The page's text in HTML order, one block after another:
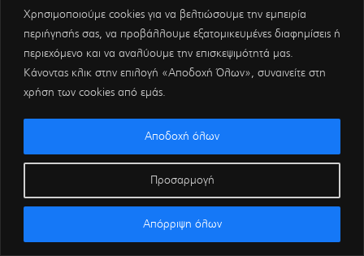
Χρησιμοποιούμε cookies για να βελτιώσουμε την εμπειρία
περιήγησής σας, να προβάλλουμε εξατομικευμένες διαφημίσεις ή
περιεχόμενο και να αναλύουμε την επισκεψιμότητά μας.
Κάνοντας κλικ στην επιλογή «Αποδοχή Όλων», συναινείτε στη
χρήση των cookies από εμάς.
Προσαρμογή
Απόρριψη όλων
Αποδοχή όλων